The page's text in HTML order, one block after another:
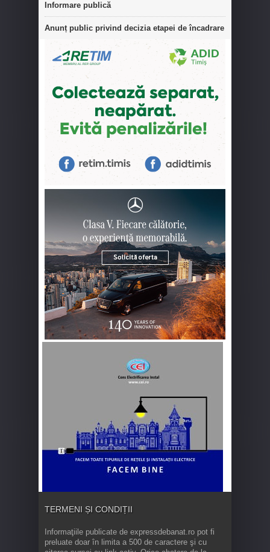
Informare publică
Anunț public privind decizia etapei de încadrare
TERMENI ȘI CONDIȚII
Informaţiile publicate de expressdebanat.ro pot fi
preluate doar în limita a 500 de caractere şi cu